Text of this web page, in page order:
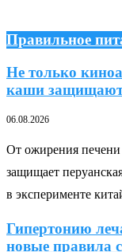
Правильное
Не только
каши защищают
06.08.2026
От ожирения
защищает
в эксперименте
Гипертонию
новые правила